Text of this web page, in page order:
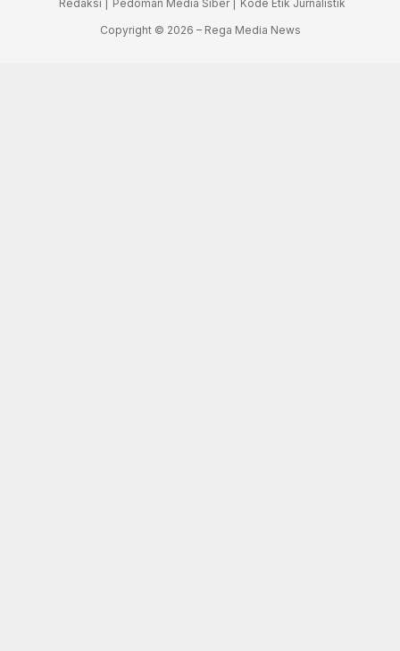
Redaksi | Pedoman Media Siber |
Kode Etik Jurnalistik
Copyright © 2026 – Rega Media News